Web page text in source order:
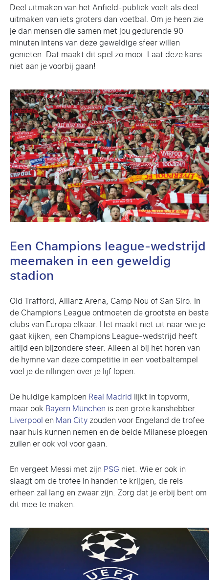
Deel uitmaken van het Anfield-publiek voelt als deel
uitmaken van iets groters dan voetbal. Om je heen zie
je dan mensen die samen met jou gedurende 90
minuten intens van deze geweldige sfeer willen
genieten. Dat maakt dit spel zo mooi. Laat deze kans
niet aan je voorbij gaan!
Een Champions league-wedstrijd
meemaken in een geweldig
stadion
Old Trafford, Allianz Arena, Camp Nou of San Siro. In
de Champions League ontmoeten de grootste en beste
clubs van Europa elkaar. Het maakt niet uit naar wie je
gaat kijken, een Champions League-wedstrijd heeft
altijd een bijzondere sfeer. Alleen al bij het horen van
de hymne van deze competitie in een voetbaltempel
voel je de rillingen over je lijf lopen.
De huidige kampioen Real Madrid lijkt in topvorm,
maar ook Bayern München is een grote kanshebber.
Liverpool en Man Cityzouden voor Engeland de trofee
naar huis kunnen nemen en de beide Milanese ploegen
zullen er ook vol voor gaan.
En vergeet Messi met zijn PSG niet. Wie er ook in
slaagt om de trofee in handen te krijgen, de reis
erheen zal lang en zwaar zijn. Zorg dat je erbij bent om
dit mee te maken.